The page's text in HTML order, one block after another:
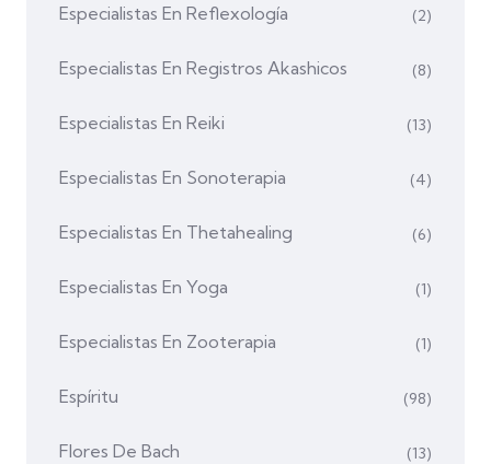
Especialistas En Reflexología (2)
Especialistas En Registros Akashicos (8)
Especialistas En Reiki (13)
Especialistas En Sonoterapia (4)
Especialistas En Thetahealing (6)
Especialistas En Yoga (1)
Especialistas En Zooterapia (1)
Espíritu (98)
Flores De Bach (13)